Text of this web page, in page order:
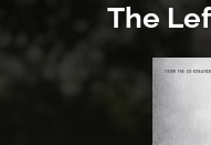
The